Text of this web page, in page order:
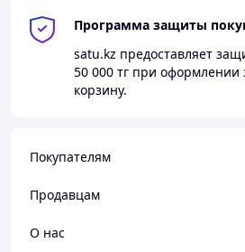
Программа защиты
satu.kz предоставляет
50 000 тг при оформлении
корзину.
Покупателям
Продавцам
О нас